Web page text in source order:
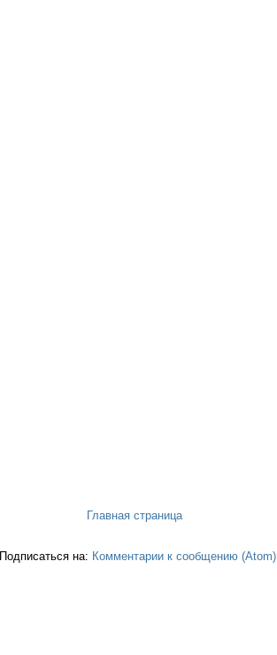
Главная страница
Подписаться на: Комментарии к сообщению (Atom)